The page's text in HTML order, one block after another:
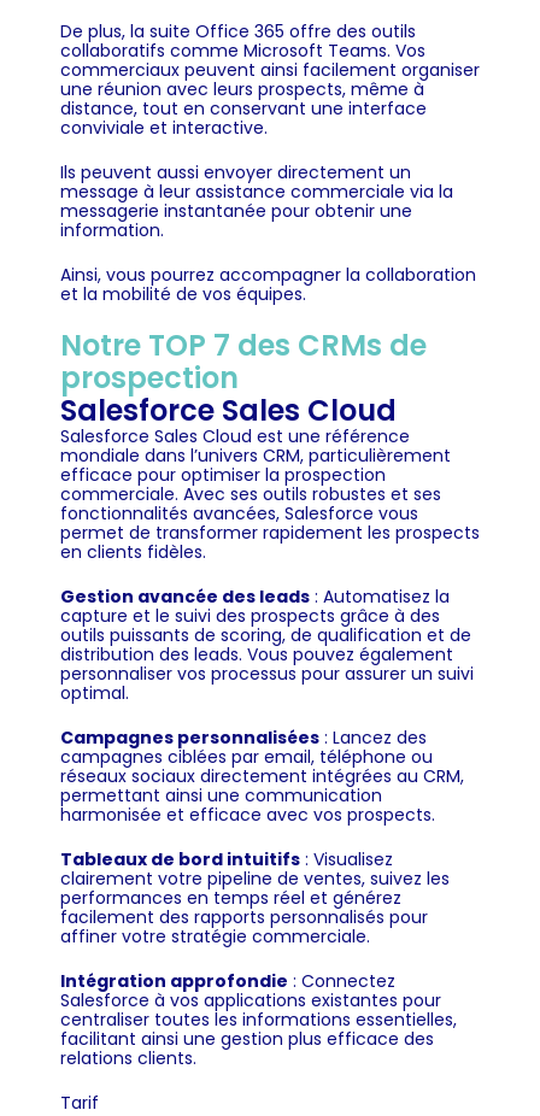
De plus, la suite Office 365 offre des outils
collaboratifs comme Microsoft Teams. Vos
commerciaux peuvent ainsi facilement organiser
une réunion avec leurs prospects, même à
distance, tout en conservant une interface
conviviale et interactive.
Ils peuvent aussi envoyer directement un
message à leur assistance commerciale via la
messagerie instantanée pour obtenir une
information.
Ainsi, vous pourrez accompagner la collaboration
et la mobilité de vos équipes.
Notre TOP 7 des CRMs de
prospection
Salesforce Sales Cloud
Salesforce Sales Cloud est une référence
mondiale dans l’univers CRM, particulièrement
efficace pour optimiser la prospection
commerciale. Avec ses outils robustes et ses
fonctionnalités avancées, Salesforce vous
permet de transformer rapidement les prospects
en clients fidèles.
Gestion avancée des leads : Automatisez la
capture et le suivi des prospects grâce à des
outils puissants de scoring, de qualification et de
distribution des leads. Vous pouvez également
personnaliser vos processus pour assurer un suivi
optimal.
Campagnes personnalisées : Lancez des
campagnes ciblées par email, téléphone ou
réseaux sociaux directement intégrées au CRM,
permettant ainsi une communication
harmonisée et efficace avec vos prospects.
Tableaux de bord intuitifs : Visualisez
clairement votre pipeline de ventes, suivez les
performances en temps réel et générez
facilement des rapports personnalisés pour
affiner votre stratégie commerciale.
Intégration approfondie : Connectez
Salesforce à vos applications existantes pour
centraliser toutes les informations essentielles,
facilitant ainsi une gestion plus efficace des
relations clients.
Tarif